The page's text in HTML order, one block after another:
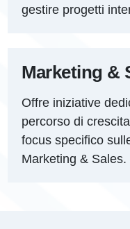
gestire progetti
Marketing &
Offre iniziative
percorso di
focus specifico
Marketing & Sales.